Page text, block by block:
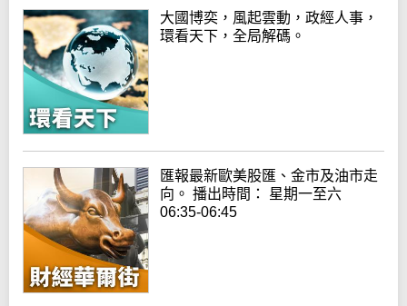
大國博奕，風起雲動，政經人事，
環看天下，全局解碼。
匯報最新歐美股匯、金市及油市走
向。 播出時間： 星期一至六
06:35-06:45